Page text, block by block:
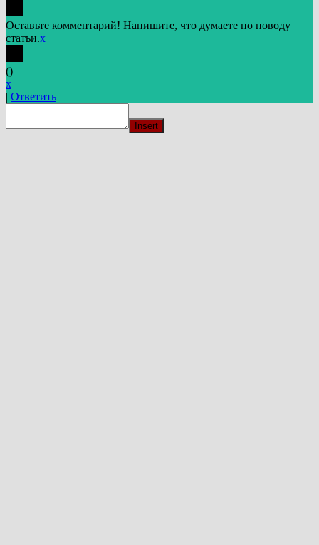
Оставьте комментарий! Напишите, что думаете по поводу
статьи.x
()
x
| Ответить
Insert